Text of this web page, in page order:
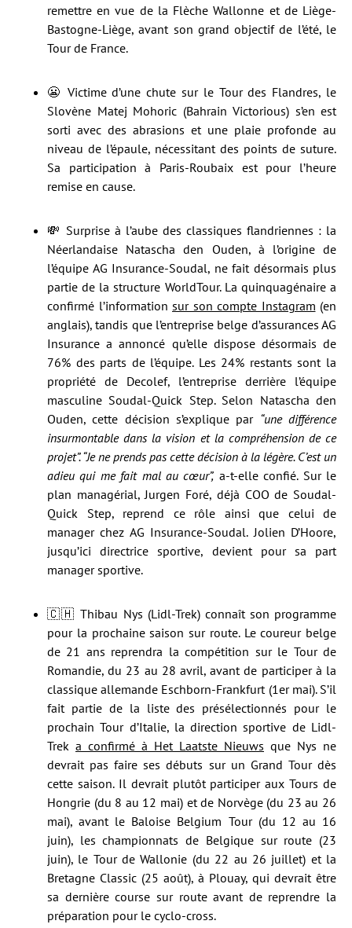
remettre en vue de la Flèche Wallonne et de Liège-
Bastogne-Liège, avant son grand objectif de l’été, le
Tour de France.
😬 Victime d’une chute sur le Tour des Flandres, le
Slovène Matej Mohoric (Bahrain Victorious) s’en est
sorti avec des abrasions et une plaie profonde au
niveau de l’épaule, nécessitant des points de suture.
Sa participation à Paris-Roubaix est pour l’heure
remise en cause.
💸 Surprise à l’aube des classiques flandriennes : la
Néerlandaise Natascha den Ouden, à l’origine de
l’équipe AG Insurance-Soudal, ne fait désormais plus
partie de la structure WorldTour. La quinquagénaire a
confirmé l’information sur son compte Instagram (en
anglais), tandis que l’entreprise belge d’assurances AG
Insurance a annoncé qu’elle dispose désormais de
76% des parts de l’équipe. Les 24% restants sont la
propriété de Decolef, l’entreprise derrière l’équipe
masculine Soudal-Quick Step. Selon Natascha den
Ouden, cette décision s’explique par “une différence
insurmontable dans la vision et la compréhension de ce
projet”. “Je ne prends pas cette décision à la légère. C’est un
adieu qui me fait mal au cœur”, a-t-elle confié. Sur le
plan managérial, Jurgen Foré, déjà COO de Soudal-
Quick Step, reprend ce rôle ainsi que celui de
manager chez AG Insurance-Soudal. Jolien D’Hoore,
jusqu’ici directrice sportive, devient pour sa part
manager sportive.
🇨🇭 Thibau Nys (Lidl-Trek) connaît son programme
pour la prochaine saison sur route. Le coureur belge
de 21 ans reprendra la compétition sur le Tour de
Romandie, du 23 au 28 avril, avant de participer à la
classique allemande Eschborn-Frankfurt (1er mai). S’il
fait partie de la liste des présélectionnés pour le
prochain Tour d’Italie, la direction sportive de Lidl-
Trek a confirmé à Het Laatste Nieuws que Nys ne
devrait pas faire ses débuts sur un Grand Tour dès
cette saison. Il devrait plutôt participer aux Tours de
Hongrie (du 8 au 12 mai) et de Norvège (du 23 au 26
mai), avant le Baloise Belgium Tour (du 12 au 16
juin), les championnats de Belgique sur route (23
juin), le Tour de Wallonie (du 22 au 26 juillet) et la
Bretagne Classic (25 août), à Plouay, qui devrait être
sa dernière course sur route avant de reprendre la
préparation pour le cyclo-cross.